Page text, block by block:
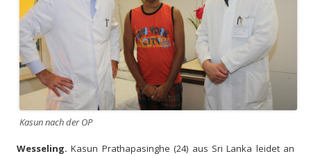
Kasun nach der OP
Wesseling. Kasun Prathapasinghe (24) aus Sri Lanka leidet an